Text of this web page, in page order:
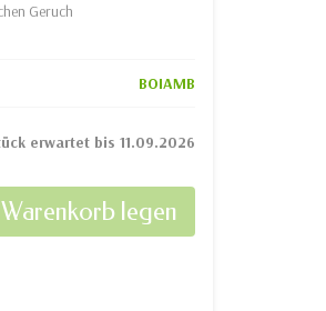
Geruch
BOIAMB
erwartet bis 11.09.2026
Warenkorb legen